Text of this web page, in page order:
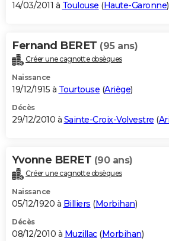
14/03/2011 à Toulouse (Haute-Garonne)
Fernand BERET (95 ans)
Créer une cagnotte obsèques
Naissance
19/12/1915 à Tourtouse (Ariège)
Décès
29/12/2010 à Sainte-Croix-Volvestre (
Yvonne BERET (90 ans)
Créer une cagnotte obsèques
Naissance
05/12/1920 à Billiers (Morbihan)
Décès
08/12/2010 à Muzillac(Morbihan)